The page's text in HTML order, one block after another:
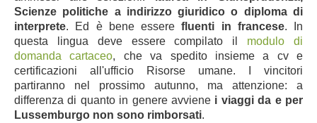
Scienze politiche a indirizzo giuridico o diploma di
interprete. Ed è bene esserefluenti in francese. In
questa lingua deve essere compilato il modulo di
domanda cartaceo, che va spedito insieme a cv e
certificazioni all'ufficio Risorse umane. I vincitori
partiranno nel prossimo autunno, ma attenzione: a
differenza di quanto in genere avviene i viaggi da e per
Lussemburgo non sono rimborsati.